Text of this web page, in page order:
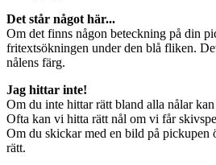
Det står något här...
Om det finns någon beteckning på din
fritextsökningen under den blå fliken.
nålens färg.
Jag hittar inte!
Om du inte hittar rätt bland alla nålar
Ofta kan vi hitta rätt nål om vi får
Om du skickar med en bild på pickupen
rätt.